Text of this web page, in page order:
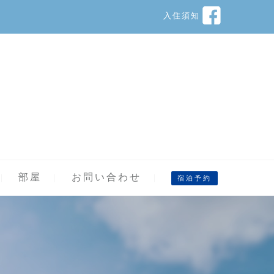
入住須知
部屋 お問い合わせ 宿泊予約